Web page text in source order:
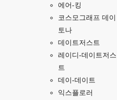
에어-킹
코스모그래프 데이
토나
데이트저스트
레이디-데이트저스
트
데이-데이트
익스플로러